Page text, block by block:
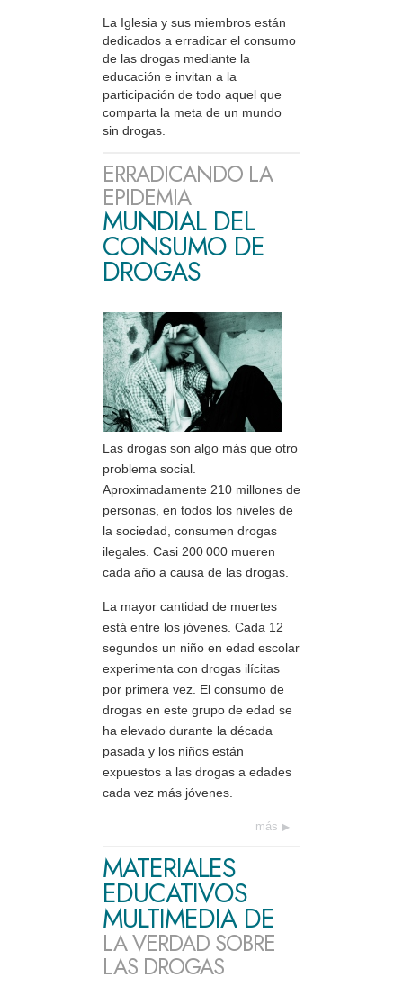
La Iglesia y sus miembros están
dedicados a erradicar el consumo
de las drogas mediante la
educación e invitan a la
participación de todo aquel que
comparta la meta de un mundo
sin drogas.
ERRADICANDO LA
EPIDEMIA
MUNDIAL DEL
CONSUMO DE
DROGAS
Las drogas son algo más que otro
problema social.
Aproximadamente 210 millones de
personas, en todos los niveles de
la sociedad, consumen drogas
ilegales. Casi 200 000 mueren
cada año a causa de las drogas.
La mayor cantidad de muertes
está entre los jóvenes. Cada 12
segundos un niño en edad escolar
experimenta con drogas ilícitas
por primera vez. El consumo de
drogas en este grupo de edad se
ha elevado durante la década
pasada y los niños están
expuestos a las drogas a edades
cada vez más jóvenes.
más
MATERIALES
EDUCATIVOS
MULTIMEDIA DE
LA VERDAD SOBRE
LAS DROGAS